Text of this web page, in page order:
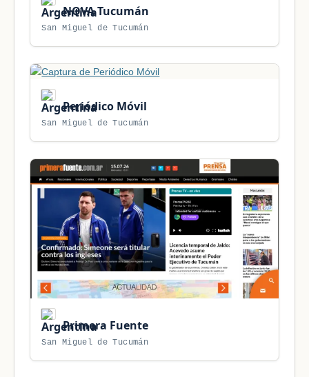
NOVA Tucumán
San Miguel de Tucumán
Periódico Móvil
San Miguel de Tucumán
Primera Fuente
San Miguel de Tucumán